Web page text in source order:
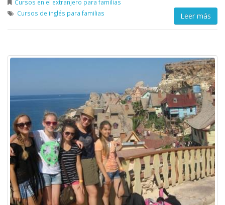
Cursos en el extranjero para familias
Cursos de inglés para familias
Leer más